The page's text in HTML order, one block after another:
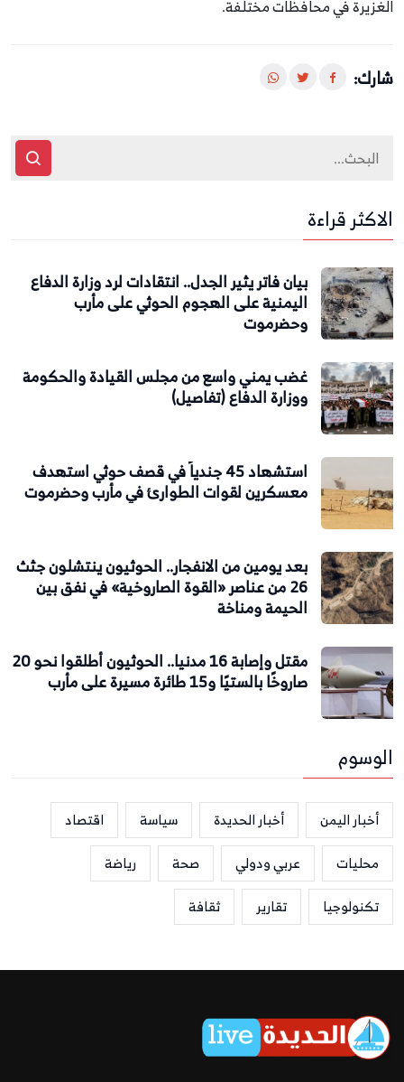
الغزيرة في محافظات مختلفة.
شارك:
الاكثر قراءة
بيان فاتر يثير الجدل.. انتقادات لرد وزارة الدفاع
اليمنية على الهجوم الحوثي على مأرب
وحضرموت
غضب يمني واسع من مجلس القيادة والحكومة
ووزارة الدفاع (تفاصيل)
استشهاد 45 جندياً في قصف حوثي استهدف
معسكرين لقوات الطوارئ في مأرب وحضرموت
بعد يومين من الانفجار.. الحوثيون ينتشلون جثث
26 من عناصر «القوة الصاروخية» في نفق بين
الحيمة ومناخة
مقتل وإصابة 16 مدنيا.. الحوثيون أطلقوا نحو 20
صاروخًا بالستيًا و15 طائرة مسيرة على مأرب
الوسوم
أخبار اليمن أخبار الحديدة سياسة
اقتصاد
محليات
عربي ودولي صحة
رياضة
تكنولوجيا
تقارير ثقافة